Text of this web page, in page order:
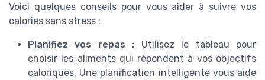
Voici quelques conseils pour vous aider à suivre vos
calories sans stress :
Planifiez vos repas : Utilisez le tableau pour
choisir les aliments qui répondent à vos objectifs
caloriques. Une planification intelligente vous aide